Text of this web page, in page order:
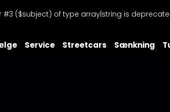
($subject) of type array|string is
Service Streetcars Sænkning